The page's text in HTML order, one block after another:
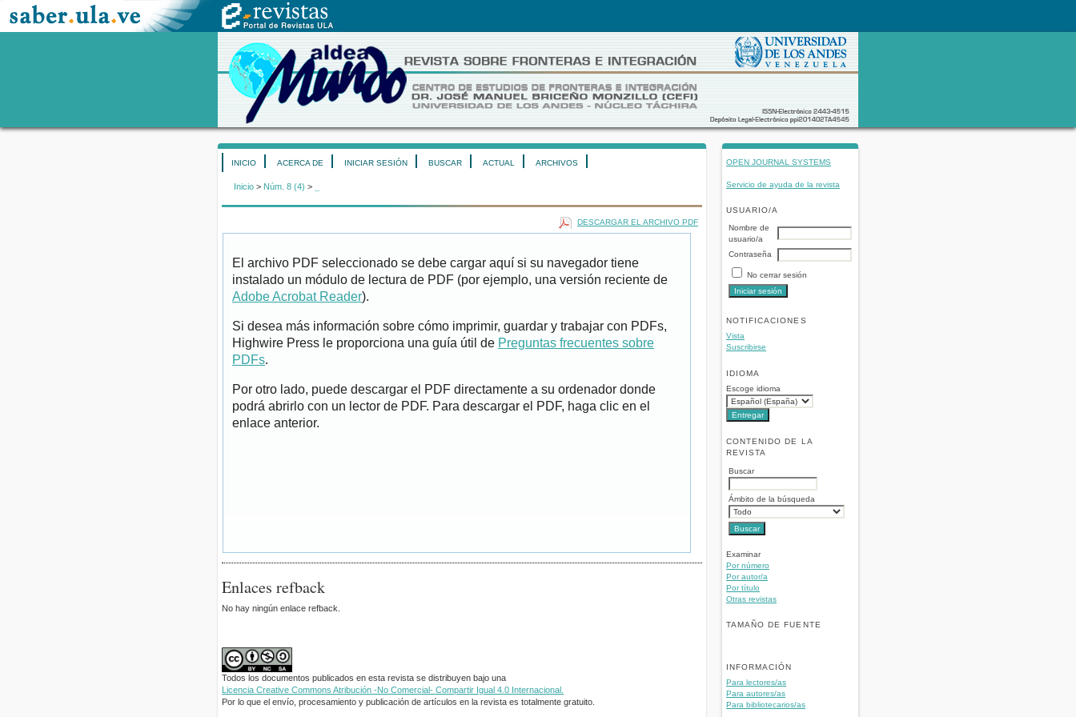
OPEN JOURNAL SYSTEMS
Servicio de ayuda de la revista
USUARIO/A
Nombre de
usuario/a
Contraseña
No cerrar sesión
NOTIFICACIONES
Vista
Suscribirse
IDIOMA
Escoge idioma
CONTENIDO DE LA
REVISTA
Buscar
Ámbito de la búsqueda
Examinar
Por número
Por autor/a
Por título
Otras revistas
TAMAÑO DE FUENTE
INFORMACIÓN
Para lectores/as
Para autores/as
Para bibliotecarios/as
INICIO ACERCA DE INICIAR SESIÓN BUSCAR ACTUAL ARCHIVOS
Inicio > Núm. 8 (4) >
DESCARGAR EL ARCHIVO PDF
El archivo PDF seleccionado se debe cargar aquí si su navegador tiene
instalado un módulo de lectura de PDF (por ejemplo, una versión reciente de
Adobe Acrobat Reader).
Si desea más información sobre cómo imprimir, guardar y trabajar con PDFs,
Highwire Press le proporciona una guía útil de Preguntas frecuentes sobre
PDFs.
Por otro lado, puede descargar el PDF directamente a su ordenador donde
podrá abrirlo con un lector de PDF. Para descargar el PDF, haga clic en el
enlace anterior.
Enlaces refback
No hay ningún enlace refback.
Todos los documentos publicados en esta revista se distribuyen bajo una
Licencia Creative Commons Atribución -No Comercial- Compartir Igual 4.0 Internacional.
Por lo que el envío, procesamiento y publicación de artículos en la revista es totalmente gratuito.